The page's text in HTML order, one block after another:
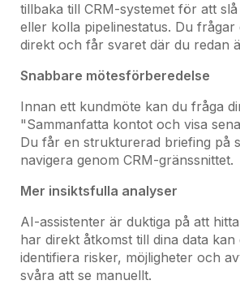
tillbaka till CRM-systemet för att
eller kolla pipelinestatus. Du frågar
direkt och får svaret där du redan
Snabbare mötesförberedelse
Innan ett kundmöte kan du fråga
"Sammanfatta kontot och visa
Du får en strukturerad briefing på
navigera genom CRM-gränssnittet.
Mer insiktsfulla analyser
AI-assistenter är duktiga på att
har direkt åtkomst till dina data kan
identifiera risker, möjligheter och
svåra att se manuellt.